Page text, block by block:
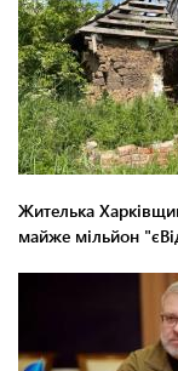
Жителька
майже мільйон